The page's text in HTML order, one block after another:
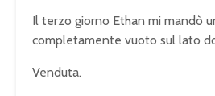
Il terzo giorno Ethan mi mandò
completamente vuoto sul lato
Venduta.